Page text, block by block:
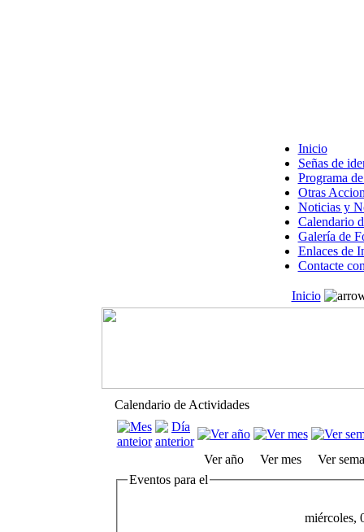
Inicio
Señas de
Programa
Otras
Noticias y
Calendario
Galería de
Enlaces de
Contacte
Inicio
Calendario de Actividades
Ver año Ver mes
Ver
Eventos para el
miércoles,